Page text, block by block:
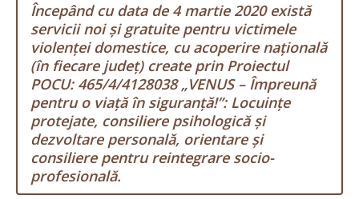
Începând cu data de 4 martie 2020 există
servicii noi și gratuite pentru victimele
violenței domestice, cu acoperire națională
(în fiecare județ) create prin Proiectul
POCU: 465/4/4128038 „VENUS – Împreună
pentru o viață în siguranță!”: Locuințe
protejate, consiliere psihologică și
dezvoltare personală, orientare și
consiliere pentru reintegrare socio-
profesională.